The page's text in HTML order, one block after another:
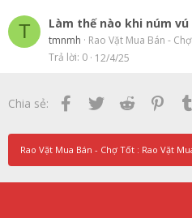
T Làm thế nào khi núm
tmnmh
Rao Vặt Mua Bán -
Trả lời 0 12/4/25
Chia sẻ: Facebook
Twitter Reddit
Rao Vặt Mua Bán - Chợ Tốt : Rao Vặt